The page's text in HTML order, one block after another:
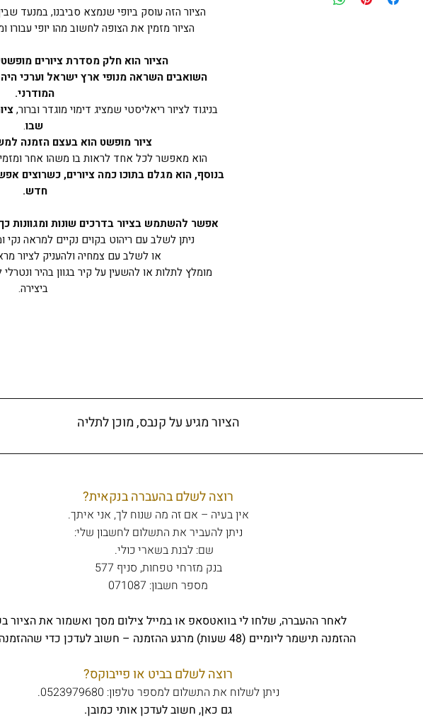
הציור הזה עוסק ביופי שנמצא סביבנו, במנעד
הציור מזמין את הצופה לחשוב מהו יופי
הציור הוא חלק מסדרת ציורים
השואבים השראה מנופי ארץ ישראל וערכי
המודרני.
בניגוד לציור ריאליסטי שמציג דימוי מוגדר וברור,
שבו.
ציור מופשט הוא בעצם הזמנה
הוא מאפשר לכל אחד לראות בו משהו אחר
בנוסף, הוא מגלם בתוכו כמה ציורים, כשרוצים
חדש.
אפשר להשתמש בציור בדרכים שונות ומגוונות
ניתן לשלב עם ריהוט בקוים נקיים למראה נקי
או לשלב עם צמחיה ולהעניק לציור
מומלץ לתלות או להשעין על קיר בגוון בהיר
ביצירה.
הציור מגיע על קנבס, מוכן לתליה
רוצה לשלם בהעברה בנקאית?
אין בעיה – אם זה מה שנוח לך, אני איתך.
ניתן להעביר את התשלום לחשבון שלי:
שם: לבנת בשארי כולי.
בנק מזרחי טפחות, סניף 577
מספר חשבון: 071087
לאחר ההעברה, שלחו לי בוואטסאפ או במייל צילום מסך ואשמור את הציור
ההזמנה תישמר ליומיים (48 שעות) מרגע ההזמנה – חשוב לעדכן כדי שההזמנה תישמר.
רוצה לשלם בביט או פייבוקס?
ניתן לשלוח את התשלום למספר טלפון: 0523979680.
גם כאן, חשוב לעדכן אותי כמובן.